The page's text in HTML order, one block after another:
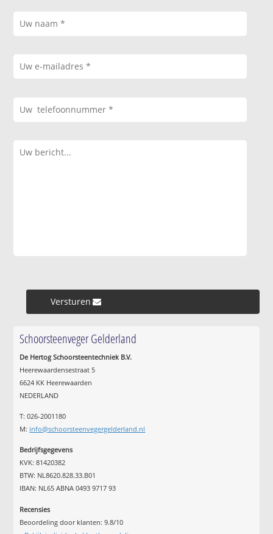
Versturen »
Schoorsteenveger Gelderland
De Hertog Schoorsteentechniek B.V.
Heerewaardensestraat 5
6624 KK Heerewaarden
NEDERLAND
T: 026-2001180
M: info@schoorsteenvegergelderland.nl
Bedrijfsgegevens
KVK: 81420382
BTW: NL8620.828.33.B01
IBAN: NL65 ABNA 0493 9717 93
Recensies
Beoordeling door klanten:9.8/10